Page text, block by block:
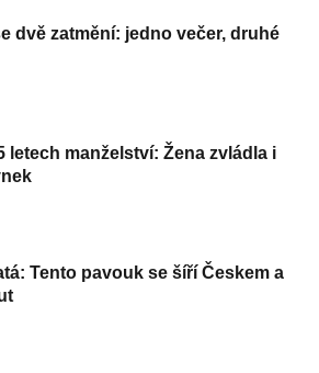
dvě zatmění: jedno večer, druhé
letech manželství: Žena zvládla i
Tento pavouk se šíří Českem a